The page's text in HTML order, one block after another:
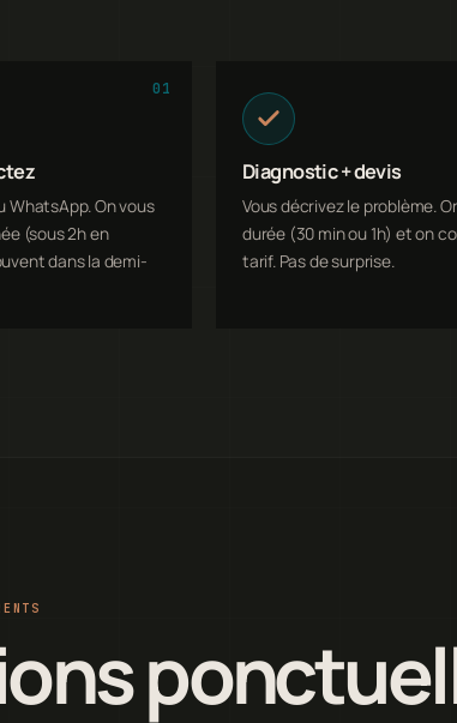
01
WhatsApp. On vous
(sous 2h en
dans la demi-
Diagnostic + devis
Vous décrivez le problème.
durée (30 min ou 1h) et on
tarif. Pas de surprise.